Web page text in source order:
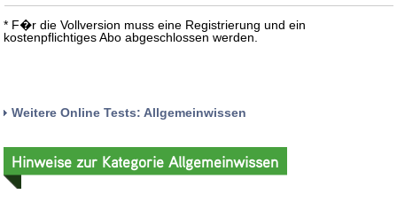
* F�r die Vollversion muss eine Registrierung und ein
kostenpflichtiges Abo abgeschlossen werden.
Weitere Online Tests: Allgemeinwissen
Hinweise zur Kategorie Allgemeinwissen